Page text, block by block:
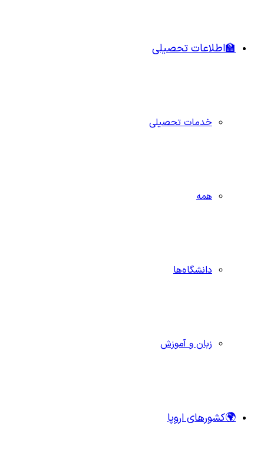
🏫اطلاعات تحصیلی
خدمات تحصیلی
همه
دانشگاه‌ها
زبان و آموزش
🌍کشورهای اروپا